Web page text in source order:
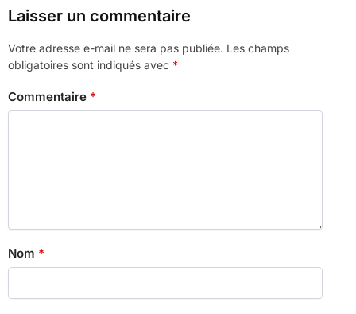
Laisser un commentaire
Votre adresse e-mail ne sera pas publiée. Les champs
obligatoires sont indiqués avec *
Commentaire *
Nom *